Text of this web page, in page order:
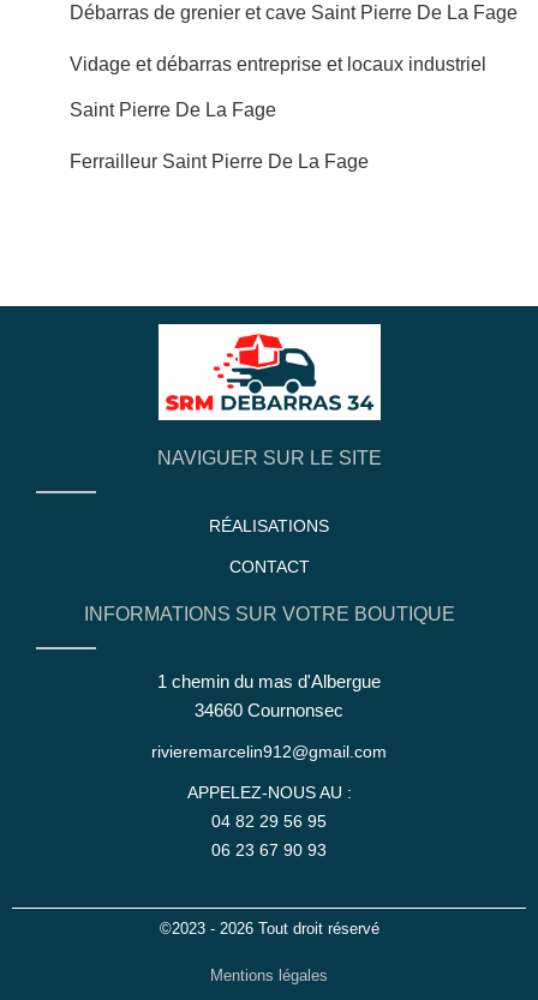
Débarras de grenier et cave Saint Pierre De La Fage
Vidage et débarras entreprise et locaux industriel
Saint Pierre De La Fage
Ferrailleur Saint Pierre De La Fage
NAVIGUER SUR LE SITE
RÉALISATIONS
CONTACT
INFORMATIONS SUR VOTRE BOUTIQUE
1 chemin du mas d'Albergue
34660 Cournonsec
rivieremarcelin912@gmail.com
APPELEZ-NOUS AU :
04 82 29 56 95
06 23 67 90 93
©2023 - 2026 Tout droit réservé
Mentions légales